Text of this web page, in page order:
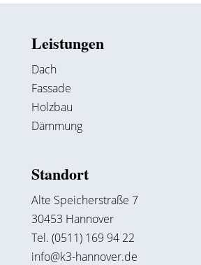
Leistungen
Dach
Fassade
Holzbau
Dämmung
Standort
Alte Speicherstraße 7
30453 Hannover
Tel. (0511) 169 94 22
info@k3-hannover.de